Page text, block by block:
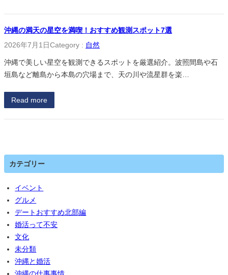
沖縄の満天の星空を満喫！おすすめ観測スポット7選
2026年7月1日Category : 自然
沖縄で美しい星空を観測できるスポットを厳選紹介。波照間島や石
垣島など離島から本島の穴場まで、天の川や流星群を楽…
Read more
カテゴリー
イベント
グルメ
デートおすすめ北部編
婚活って不安
文化
未分類
沖縄と婚活